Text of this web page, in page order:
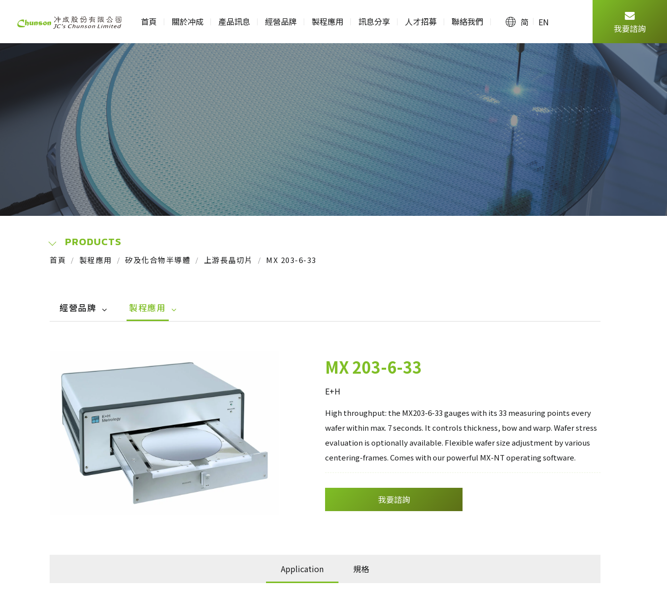
首頁 關於冲成 產品訊息 經營品牌 製程應用 訊息分享 人才招募 聯絡我們 简 EN
我要諮詢
PRODUCTS
首頁 製程應用 矽及化合物半導體 上游長晶切片 MX 203-6-33
經營品牌
手動設備
客製化整合
自動化設備
太陽能光電
軟體
G&N
半導體製程
金屬加工製程
製程應用
上游長晶切片
封裝測試
晶圓再生
太陽能製程
上游長晶切片
太陽能晶片量測
金屬加工製程
高精密軸承研磨
MX 203-6-33
E+H
High throughput: the MX203-6-33 gauges with its 33 measuring points every
wafer within max. 7 seconds. It controls thickness, bow and warp. Wafer stress
evaluation is optionally available. Flexible wafer size adjustment by various
centering-frames. Comes with our powerful MX-NT operating software.
我要諮詢
Application 規格